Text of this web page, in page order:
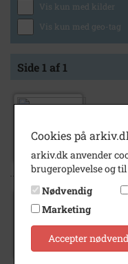
Vis kun med kilder
Vis kun med geo-tag
Side 1 af 1
Robert
Cookies på
arkiv.dk anvender
brugeroplevelse og
Nødvendig
Marketing
Accepter